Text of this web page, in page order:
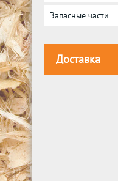
Запасные части
Доставка